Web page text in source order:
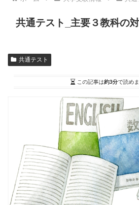
共通テスト_主要３教科の
共通テスト
この記事は約3分で読めま